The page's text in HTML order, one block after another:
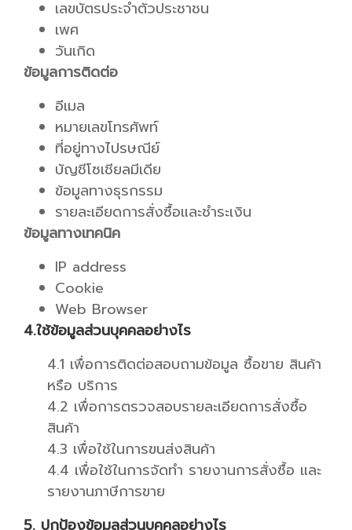
เลขบัตรประจำตัวประชาชน
เพศ
วันเกิด
ข้อมูลการติดต่อ
อีเมล
หมายเลขโทรศัพท์
ที่อยู่ทางไปรษณีย์
บัญชีโซเชียลมีเดีย
ข้อมูลทางธุรกรรม
รายละเอียดการสั่งซื้อและชำระเงิน
ข้อมูลทางเทคนิค
IP address
Cookie
Web Browser
4.ใช้ข้อมูลส่วนบุคคลอย่างไร
4.1 เพื่อการติดต่อสอบถามข้อมูล ซื้อขาย สินค้า
หรือ บริการ
4.2 เพื่อการตรวจสอบรายละเอียดการสั่งซื้อ
สินค้า
4.3 เพื่อใช้ในการขนส่งสินค้า
4.4 เพื่อใช้ในการจัดทำ รายงานการสั่งซื้อ และ
รายงานภาษีการขาย
5. ปกป้องข้อมูลส่วนบุคคลอย่างไร